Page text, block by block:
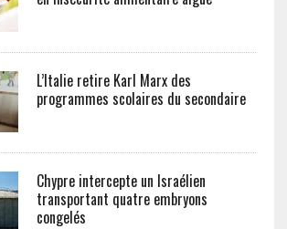
L’Italie retire Karl Marx des
programmes scolaires du secondaire
Chypre intercepte un Israélien
transportant quatre embryons
congelés